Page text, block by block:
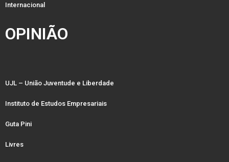
Internacional
OPINIÃO
UJL – União Juventude e Liberdade
Instituto de Estudos Empresariais
Guta Pini
Livres